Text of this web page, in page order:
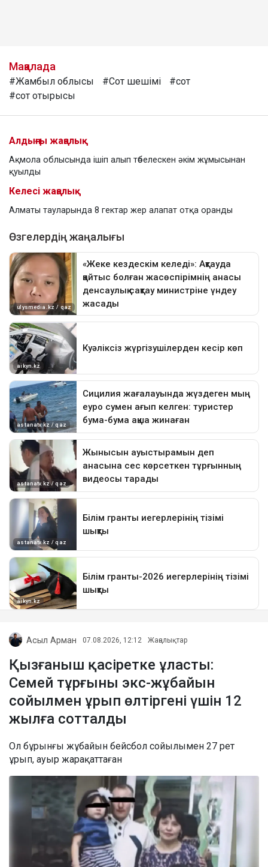
Мақалада
#Жамбыл облысы #Сот шешімі
#сот
#сот отырысы
Алдыңғы жаңалық
Ақмола облысында ішіп алып төбелескен әкім жұмысынан
қуылды
Келесі жаңалық
Алматы тауларында 8 гектар жер алапат отқа оранды
Асыл Арман 07.08.2026, 12:12 Жаңалықтар
Қызғаныш қасіретке ұласты:
Семей тұрғыны экс-жұбайын
сойылмен ұрып өлтіргені үшін 12
жылға сотталды
Ол бұрынғы жұбайын бейсбол сойылымен 27 рет
ұрып, ауыр жарақаттаған